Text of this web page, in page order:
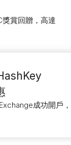
賞回贈，高達
成功開戶